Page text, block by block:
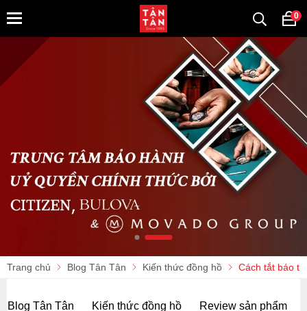
0
Trang chủ Blog Tân Tân Kiến thức đồng hồ Cách tắt báo
Blog Tân Tân Kiến thức đồng hồ Review sản phẩm